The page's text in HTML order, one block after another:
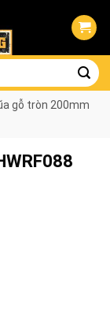
gỗ tròn 200mm